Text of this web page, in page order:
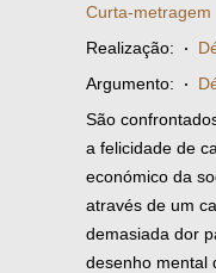
Curta-metragem
Realização: ·
Argumento: ·
São
a felicidade de
económico da
através de um
demasiada dor
desenho mental